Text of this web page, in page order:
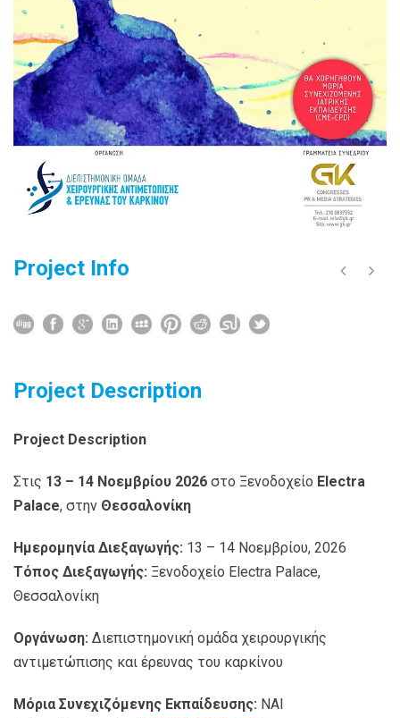
Project Info
Project Description
Project Description
Στις 13 – 14 Νοεμβρίου 2026 στο Ξενοδοχείο Electra
Palace, στην Θεσσαλονίκη
Ημερομηνία Διεξαγωγής: 13 – 14 Νοεμβρίου, 2026
Τόπος Διεξαγωγής: Ξενοδοχείο Electra Palace,
Θεσσαλονίκη
Οργάνωση: Διεπιστημονική ομάδα χειρουργικής
αντιμετώπισης και έρευνας του καρκίνου
Μόρια Συνεχιζόμενης Εκπαίδευσης: ΝΑΙ